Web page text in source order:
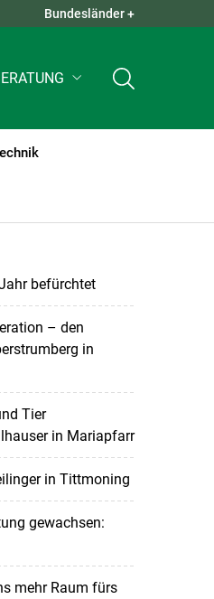
QUICK LINKS +
Bundesländer +
befürchtet
– den
in
Tier
in Mariapfarr
in Tittmoning
gewachsen:
mehr Raum fürs